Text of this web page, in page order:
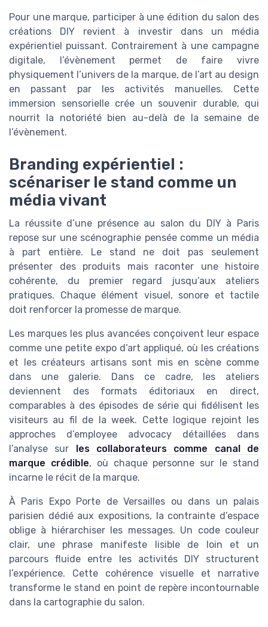
Pour une marque, participer à une édition du salon des
créations DIY revient à investir dans un média
expérientiel puissant. Contrairement à une campagne
digitale, l’évènement permet de faire vivre
physiquement l’univers de la marque, de l’art au design
en passant par les activités manuelles. Cette
immersion sensorielle crée un souvenir durable, qui
nourrit la notoriété bien au-delà de la semaine de
l’évènement.
Branding expérientiel :
scénariser le stand comme un
média vivant
La réussite d’une présence au salon du DIY à Paris
repose sur une scénographie pensée comme un média
à part entière. Le stand ne doit pas seulement
présenter des produits mais raconter une histoire
cohérente, du premier regard jusqu’aux ateliers
pratiques. Chaque élément visuel, sonore et tactile
doit renforcer la promesse de marque.
Les marques les plus avancées conçoivent leur espace
comme une petite expo d’art appliqué, où les créations
et les créateurs artisans sont mis en scène comme
dans une galerie. Dans ce cadre, les ateliers
deviennent des formats éditoriaux en direct,
comparables à des épisodes de série qui fidélisent les
visiteurs au fil de la week. Cette logique rejoint les
approches d’employee advocacy détaillées dans
l’analyse sur
les collaborateurs comme canal de
marque crédible, où chaque personne sur le stand
incarne le récit de la marque.
À Paris Expo Porte de Versailles ou dans un palais
parisien dédié aux expositions, la contrainte d’espace
oblige à hiérarchiser les messages. Un code couleur
clair, une phrase manifeste lisible de loin et un
parcours fluide entre les activités DIY structurent
l’expérience. Cette cohérence visuelle et narrative
transforme le stand en point de repère incontournable
dans la cartographie du salon.